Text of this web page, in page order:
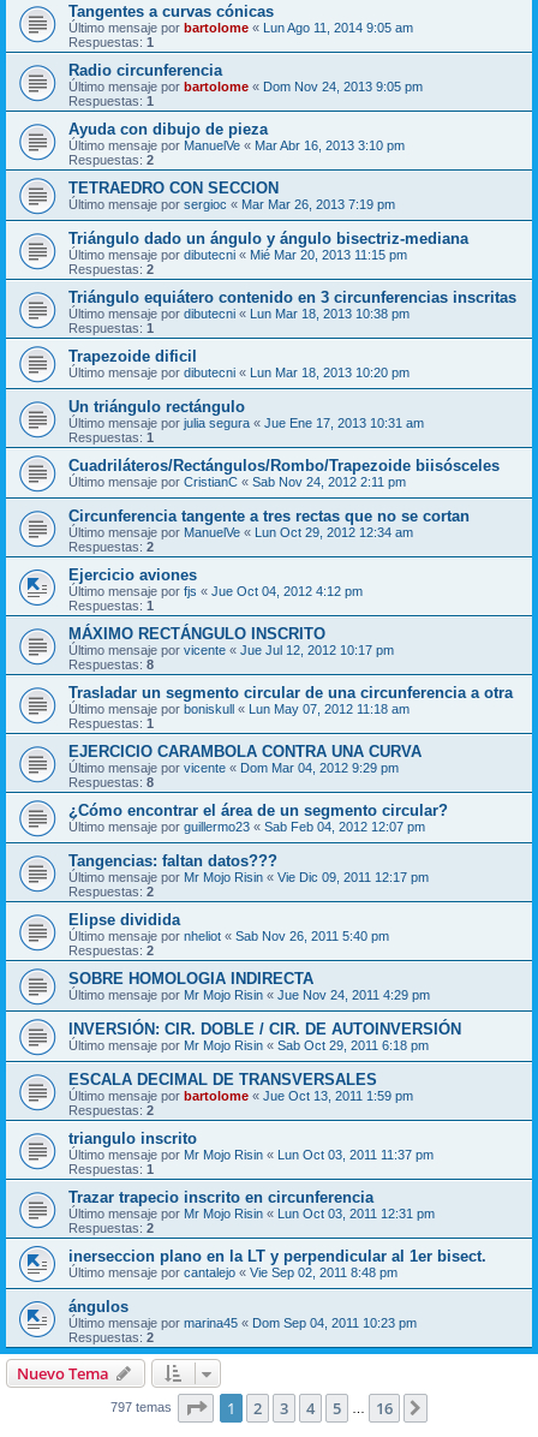
Tangentes a curvas cónicas
Último mensaje por bartolome « Lun Ago 11, 2014 9:05 am
Respuestas: 1
Radio circunferencia
Último mensaje por bartolome « Dom Nov 24, 2013 9:05 pm
Respuestas: 1
Ayuda con dibujo de pieza
Último mensaje por ManuelVe « Mar Abr 16, 2013 3:10 pm
Respuestas: 2
TETRAEDRO CON SECCION
Último mensaje por sergioc « Mar Mar 26, 2013 7:19 pm
Triángulo dado un ángulo y ángulo bisectriz-mediana
Último mensaje por dibutecni « Mié Mar 20, 2013 11:15 pm
Respuestas: 2
Triángulo equiátero contenido en 3 circunferencias inscritas
Último mensaje por dibutecni « Lun Mar 18, 2013 10:38 pm
Respuestas: 1
Trapezoide dificil
Último mensaje por dibutecni « Lun Mar 18, 2013 10:20 pm
Un triángulo rectángulo
Último mensaje por julia segura « Jue Ene 17, 2013 10:31 am
Respuestas: 1
Cuadriláteros/Rectángulos/Rombo/Trapezoide biisósceles
Último mensaje por CristianC « Sab Nov 24, 2012 2:11 pm
Circunferencia tangente a tres rectas que no se cortan
Último mensaje por ManuelVe « Lun Oct 29, 2012 12:34 am
Respuestas: 2
Ejercicio aviones
Último mensaje por fjs « Jue Oct 04, 2012 4:12 pm
Respuestas: 1
MÁXIMO RECTÁNGULO INSCRITO
Último mensaje por vicente « Jue Jul 12, 2012 10:17 pm
Respuestas: 8
Trasladar un segmento circular de una circunferencia a otra
Último mensaje por boniskull « Lun May 07, 2012 11:18 am
Respuestas: 1
EJERCICIO CARAMBOLA CONTRA UNA CURVA
Último mensaje por vicente « Dom Mar 04, 2012 9:29 pm
Respuestas: 8
¿Cómo encontrar el área de un segmento circular?
Último mensaje por guillermo23 « Sab Feb 04, 2012 12:07 pm
Tangencias: faltan datos???
Último mensaje por Mr Mojo Risin « Vie Dic 09, 2011 12:17 pm
Respuestas: 2
Elipse dividida
Último mensaje por nheliot « Sab Nov 26, 2011 5:40 pm
Respuestas: 2
SOBRE HOMOLOGIA INDIRECTA
Último mensaje por Mr Mojo Risin « Jue Nov 24, 2011 4:29 pm
INVERSIÓN: CIR. DOBLE / CIR. DE AUTOINVERSIÓN
Último mensaje por Mr Mojo Risin « Sab Oct 29, 2011 6:18 pm
ESCALA DECIMAL DE TRANSVERSALES
Último mensaje por bartolome « Jue Oct 13, 2011 1:59 pm
Respuestas: 2
triangulo inscrito
Último mensaje por Mr Mojo Risin « Lun Oct 03, 2011 11:37 pm
Respuestas: 1
Trazar trapecio inscrito en circunferencia
Último mensaje por Mr Mojo Risin « Lun Oct 03, 2011 12:31 pm
Respuestas: 2
inerseccion plano en la LT y perpendicular al 1er bisect.
Último mensaje por cantalejo « Vie Sep 02, 2011 8:48 pm
ángulos
Último mensaje por marina45 « Dom Sep 04, 2011 10:23 pm
Respuestas: 2
Nuevo Tema
797 temas Página de 16
1 2 3 4 5 16